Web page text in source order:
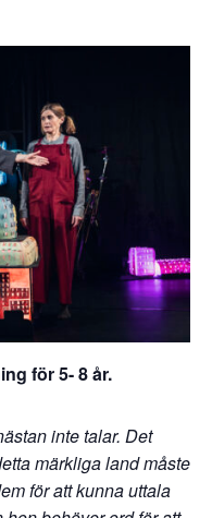
för 5- 8 år.
inte talar. Det
märkliga land måste
för att kunna uttala